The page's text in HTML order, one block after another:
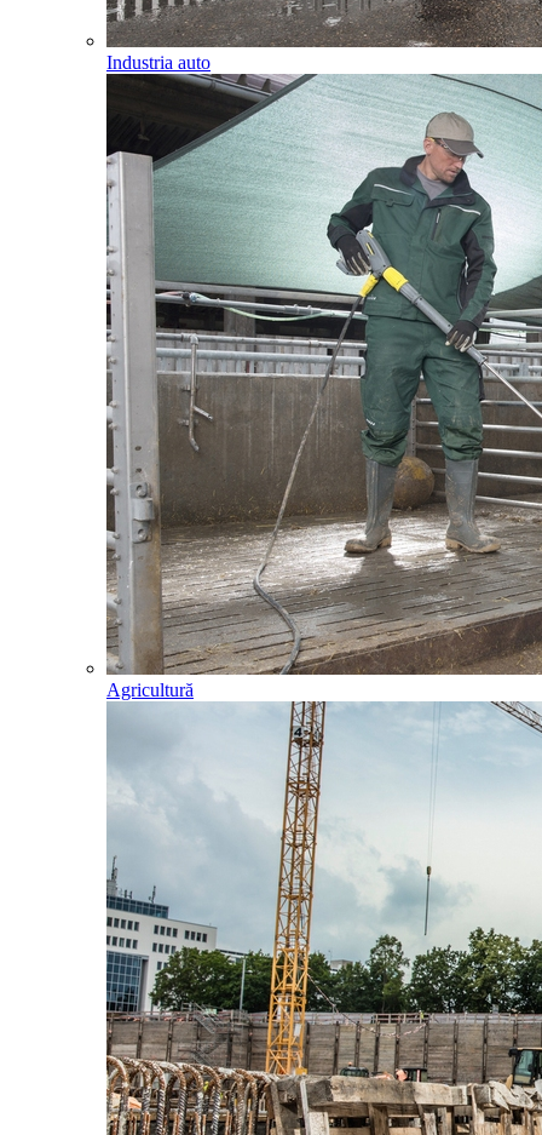
Industria auto
Agricultură